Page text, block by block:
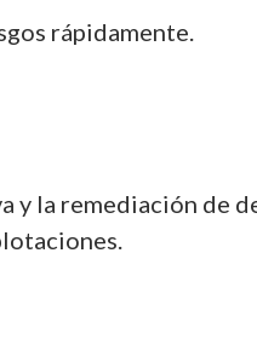
rápidamente.
y la remediación de